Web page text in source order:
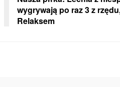
wygrywają po raz 3 z
Relaksem